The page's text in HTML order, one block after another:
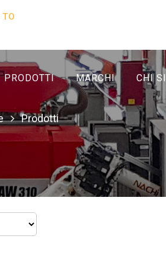
PRODOTTI MARCHI CHI
Prodotti